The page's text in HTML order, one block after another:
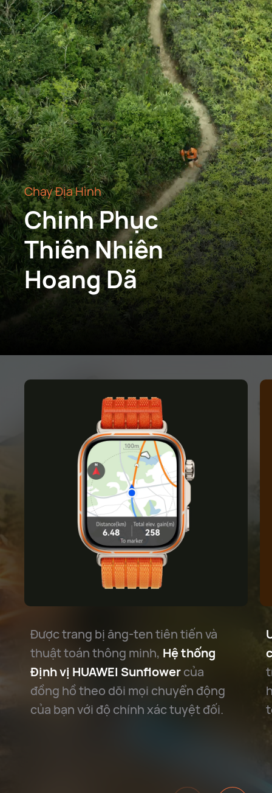
Chạy Địa Hình
Chinh Phục
Thiên Nhiên
Hoang Dã
Được trang bị ăng-ten tiên tiến và
thuật toán thông minh, Hệ thống
Định vị HUAWEI Sunflowercủa
đồng hồ theo dõi mọi chuyển động
của bạn với độ chính xác tuyệt đối.